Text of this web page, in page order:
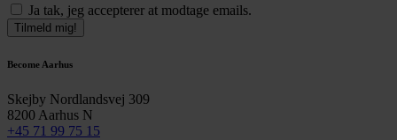
Ja tak, jeg accepterer at modtage emails.
Tilmeld mig!
Become Aarhus
Skejby Nordlandsvej 309
8200 Aarhus N
+45 71 99 75 15